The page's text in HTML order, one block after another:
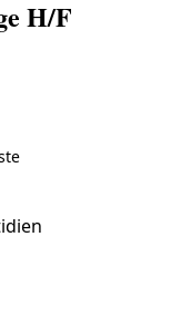
H/F